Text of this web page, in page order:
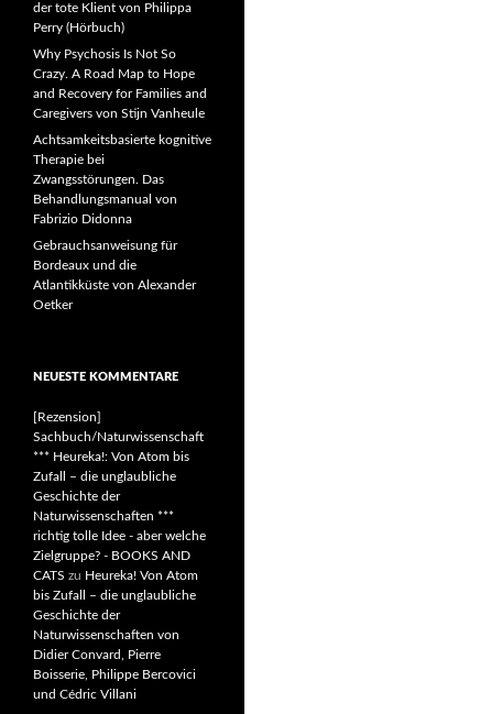
der tote Klient von Philippa
Perry (Hörbuch)
Why Psychosis Is Not So
Crazy. A Road Map to Hope
and Recovery for Families and
Caregivers von Stijn Vanheule
Achtsamkeitsbasierte kognitive
Therapie bei
Zwangsstörungen. Das
Behandlungsmanual von
Fabrizio Didonna
Gebrauchsanweisung für
Bordeaux und die
Atlantikküste von Alexander
Oetker
NEUESTE KOMMENTARE
[Rezension]
Sachbuch/Naturwissenschaft
*** Heureka!: Von Atom bis
Zufall – die unglaubliche
Geschichte der
Naturwissenschaften ***
richtig tolle Idee - aber welche
Zielgruppe? - BOOKS AND
CATS zu Heureka! Von Atom
bis Zufall – die unglaubliche
Geschichte der
Naturwissenschaften von
Didier Convard, Pierre
Boisserie, Philippe Bercovici
und Cédric Villani